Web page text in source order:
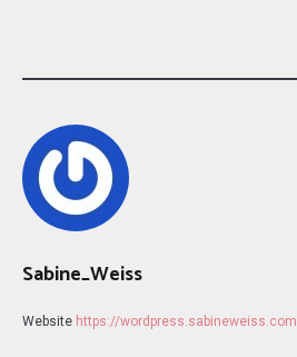
Sabine_Weiss
Website https://wordpress.sabineweiss.com